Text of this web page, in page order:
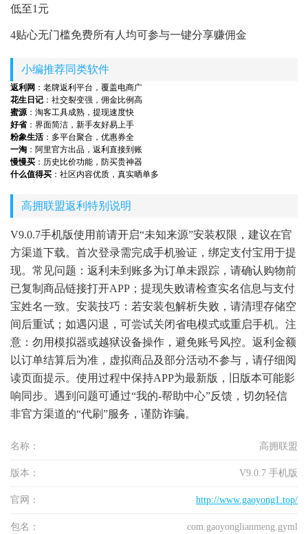
低至1元
4贴心无门槛免费所有人均可参与一键分享赚佣金
小编推荐同类软件
返利网 ：老牌返利平台，覆盖电商广
花生日记 ：社交裂变强，佣金比例高
蜜源：淘客工具成熟，提现速度快
好省：界面简洁，新手友好易上手
粉象生活 ：多平台聚合，优惠券全
一淘 ：阿里官方出品，返利直接到账
慢慢买 ：历史比价功能，防买贵神器
什么值得买 ：社区内容优质，真实晒单多
高拥联盟返利特别说明
V9.0.7手机版使用前请开启“未知来源”安装权限，建议在官
方渠道下载。首次登录需完成手机验证，绑定支付宝用于提
现。常见问题：返利未到账多为订单未跟踪，请确认购物前
已复制商品链接打开APP；提现失败请检查实名信息与支付
宝姓名一致。安装技巧：若安装包解析失败，请清理存储空
间后重试；如遇闪退，可尝试关闭省电模式或重启手机。注
意：勿用模拟器或越狱设备操作，避免账号风控。返利金额
以订单结算后为准，虚拟商品及部分活动不参与，请仔细阅
读页面提示。使用过程中保持APP为最新版，旧版本可能影
响同步。遇到问题可通过“我的-帮助中心”反馈，切勿轻信
非官方渠道的“代刷”服务，谨防诈骗。
名称： 高拥联盟
版本： V9.0.7 手机版
官网： http://www.gaoyong1.top/
包名： com.gaoyonglianmeng.gyml